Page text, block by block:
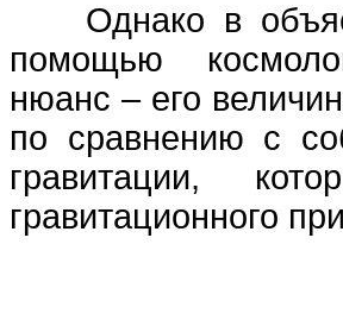
Однако в
помощью
нюанс – его
по сравнению с
гравитации,
гравитационного